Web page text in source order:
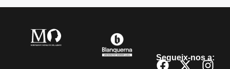
Segueix-nos a: